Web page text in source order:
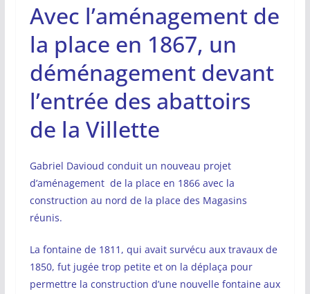
Avec l’aménagement de
la place en 1867, un
déménagement devant
l’entrée des abattoirs
de la Villette
Gabriel Davioud conduit un nouveau projet
d’aménagement de la place en 1866 avec la
construction au nord de la place des Magasins
réunis.
La fontaine de 1811, qui avait survécu aux travaux de
1850, fut jugée trop petite et on la déplaça pour
permettre la construction d’une nouvelle fontaine aux